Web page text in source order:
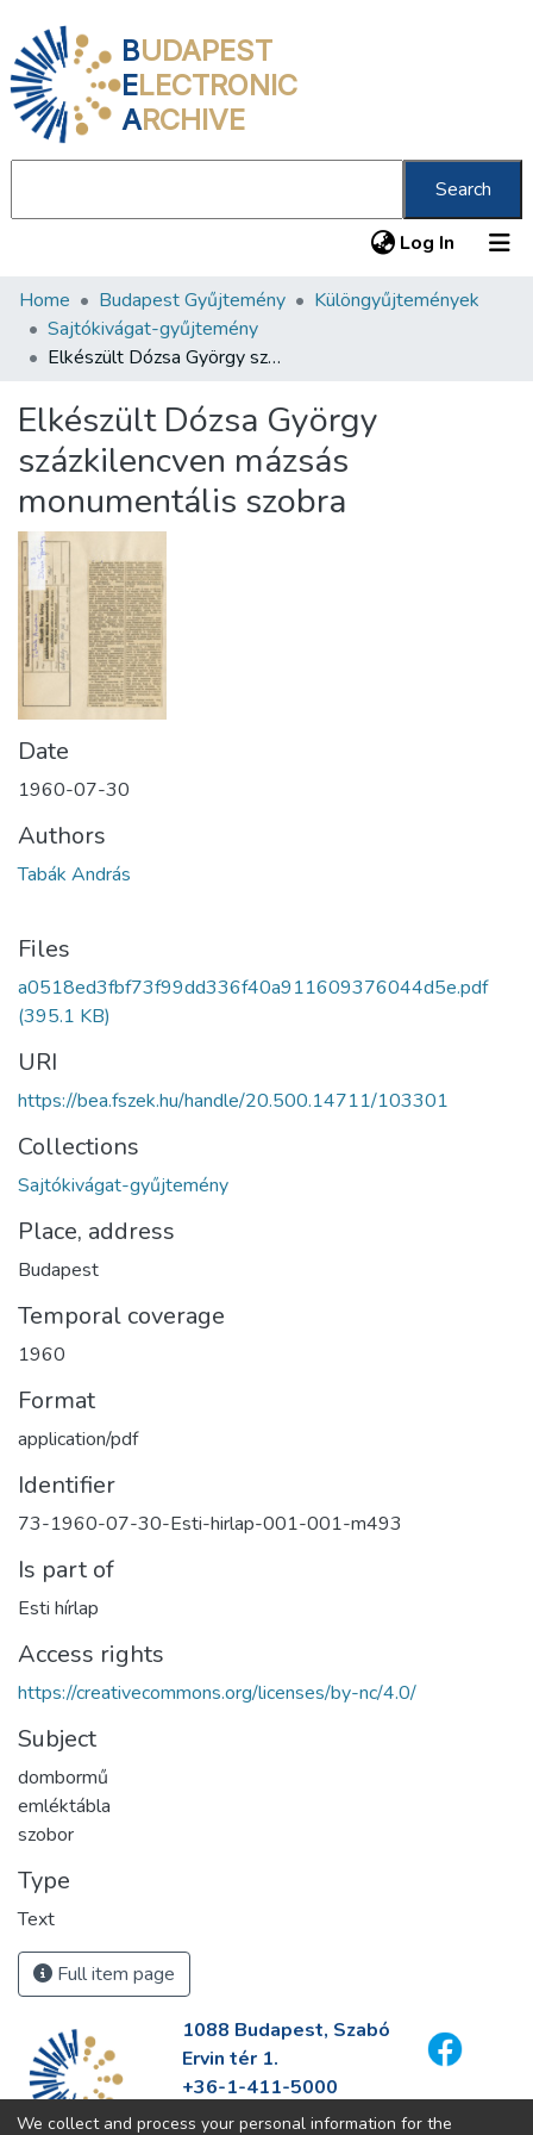
BUDAPEST
ELECTRONIC
ARCHIVE
Search
Log In (current)
Communities & Collections
All of DSpace
About us
Home Budapest Gyűjtemény
Különgyűjtemények
Sajtókivágat-gyűjtemény
Elkészült Dózsa György százkilencven mázsás monumentális szobra
Elkészült Dózsa György
százkilencven mázsás
monumentális szobra
Date
1960-07-30
Authors
Tabák András
Files
a0518ed3fbf73f99dd336f40a911609376044d5e.pdf
(395.1 KB)
URI
https://bea.fszek.hu/handle/20.500.14711/103301
Collections
Sajtókivágat-gyűjtemény
Place, address
Budapest
Temporal coverage
1960
Format
application/pdf
Identifier
73-1960-07-30-Esti-hirlap-001-001-m493
Is part of
Esti hírlap
Access rights
https://creativecommons.org/licenses/by-nc/4.0/
Subject
dombormű
emléktábla
szobor
Type
Text
Full item page
1088 Budapest, Szabó
Ervin tér 1.
+36-1-411-5000
info@fszek.hu
We collect and process your personal information for the